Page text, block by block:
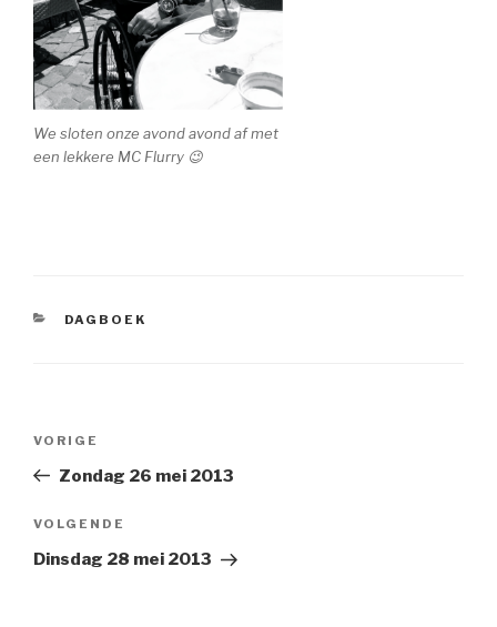
We sloten onze avond avond af met
een lekkere MC Flurry 😉
CATEGORIEËN
DAGBOEK
Vorig
bericht
VORIGE
Zondag 26 mei 2013
Volgend
Bericht
VOLGENDE
Dinsdag 28 mei 2013